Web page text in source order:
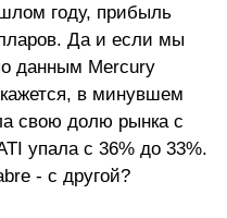
году, прибыль
Да и если мы
данным Mercury
в минувшем
свою долю рынка с
упала с 36% до 33%.
- с другой?